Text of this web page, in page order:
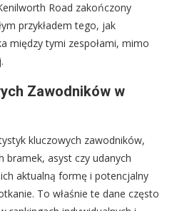
Road zakończony
przykładem tego, jak
między tymi zespołami, mimo
Zawodników w
kluczowych zawodników,
bramek, asyst czy udanych
aktualną formę i potencjalny
To właśnie te dane często